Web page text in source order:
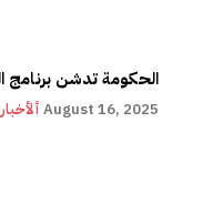
الحكومة تدشن برنامج
August 16, 2025